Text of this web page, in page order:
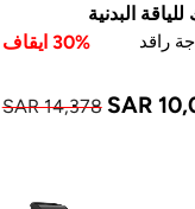
البدنية
30% ايقاف
راقد
SAR 14,378 SAR